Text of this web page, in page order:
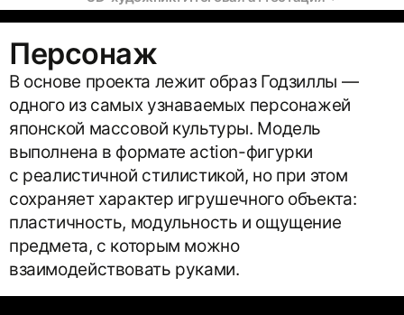
Персонаж
В основе проекта лежит образ Годзиллы —
одного из самых узнаваемых персонажей
японской массовой культуры. Модель
выполнена в формате action-фигурки
с реалистичной стилистикой, но при этом
сохраняет характер игрушечного объекта:
пластичность, модульность и ощущение
предмета, с которым можно
взаимодействовать руками.